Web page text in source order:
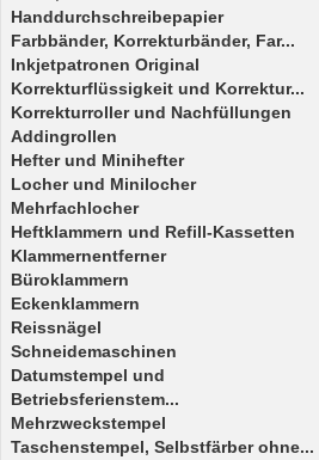
Handdurchschreibepapier
Farbbänder, Korrekturbänder, Far...
Inkjetpatronen Original
Korrekturflüssigkeit und Korrektur...
Korrekturroller und Nachfüllungen
Addingrollen
Hefter und Minihefter
Locher und Minilocher
Mehrfachlocher
Heftklammern und Refill-Kassetten
Klammernentferner
Büroklammern
Eckenklammern
Reissnägel
Schneidemaschinen
Datumstempel und
Betriebsferienstem...
Mehrzweckstempel
Taschenstempel, Selbstfärber ohne...